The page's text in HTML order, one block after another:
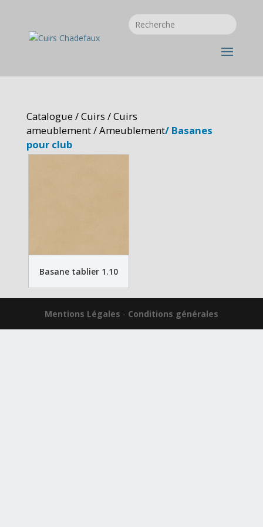
Catalogue/Cuirs /Cuirs
ameublement/Ameublement/ Basanes
pour club
Basane tablier 1.10
Mentions Légales - Conditions générales